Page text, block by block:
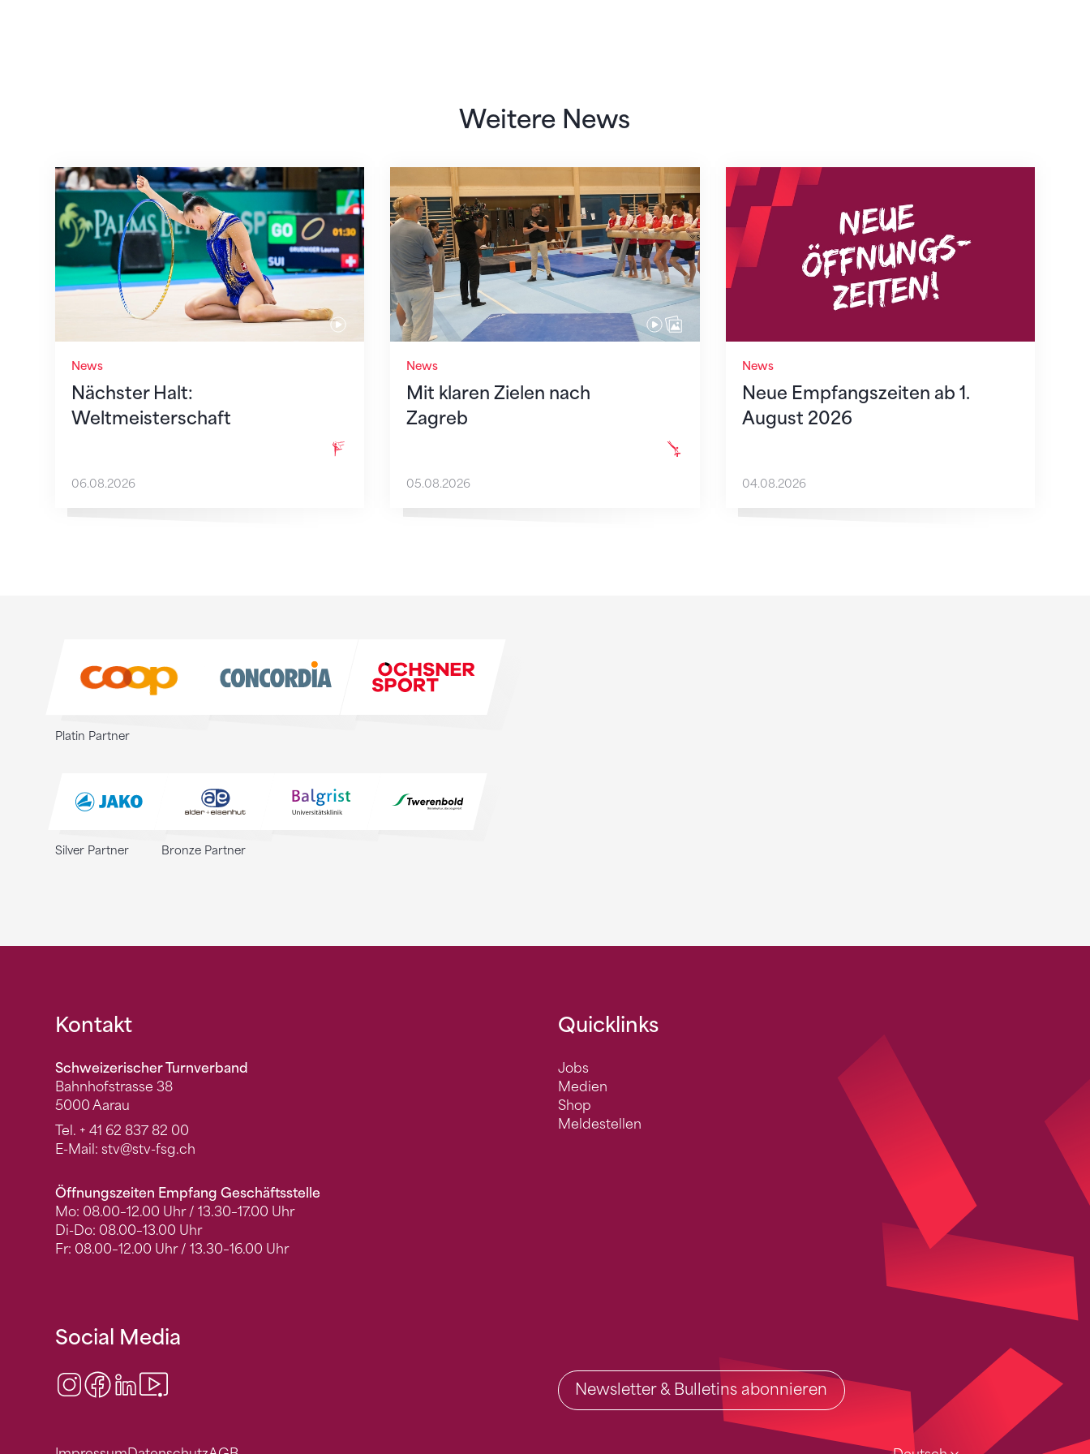
Weitere News
News
Nächster Halt:
Weltmeisterschaft
Nächster Halt: Weltmeisterschaft
06.08.2026
News
Mit klaren Zielen nach
Zagreb
Mit klaren Zielen nach Zagreb
05.08.2026
News
Neue Empfangszeiten ab 1.
August 2026
Neue Empfangszeiten ab 1. August 2026
04.08.2026
Platin Partner
Silver Partner Bronze Partner
Fusszeile
Kontakt
Schweizerischer Turnverband
Bahnhofstrasse 38
5000 Aarau
Tel. + 41 62 837 82 00
E-Mail: stv@stv-fsg.ch
Öffnungszeiten Empfang Geschäftsstelle
Mo: 08.00–12.00 Uhr / 13.30–17.00 Uhr
Di-Do: 08.00–13.00 Uhr
Fr: 08.00–12.00 Uhr / 13.30–16.00 Uhr
Quicklinks
Jobs
Medien
Shop
Meldestellen
Social Media
Instagram
Facebook
LinkedIn Newsletter & Bulletins abonnieren